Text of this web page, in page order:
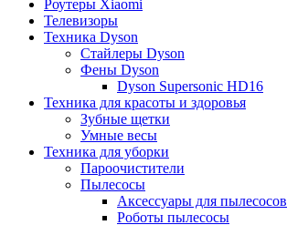
Роутеры Xiaomi
Телевизоры
Техника Dyson
Стайлеры Dyson
Фены Dyson
Dyson Supersonic HD16
Техника для красоты и здоровья
Зубные щетки
Умные весы
Техника для уборки
Пароочистители
Пылесосы
Аксессуары для пылесосов
Роботы пылесосы